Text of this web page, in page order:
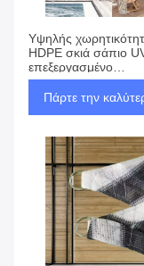
Υψηλής
HDPE σκιά σάπιο
επεξεργασμένο
Προσαρμόσιμα
σκιάσης
Πάρτε την